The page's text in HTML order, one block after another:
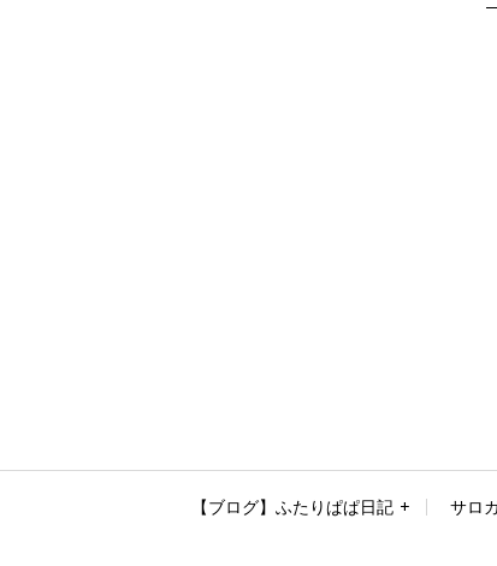
【ブログ】ふたりぱぱ日記 サロ